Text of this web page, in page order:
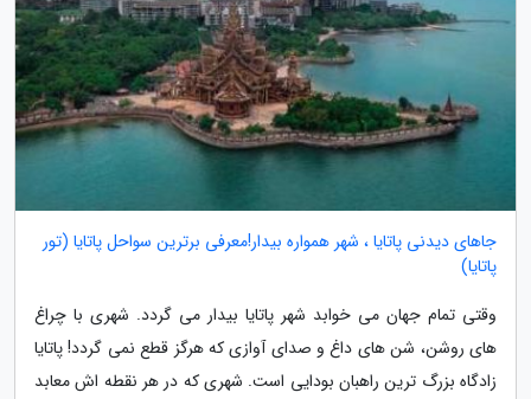
جاهای دیدنی پاتایا ، شهر همواره بیدار!معرفی برترین سواحل پاتایا (تور
پاتایا)
وقتی تمام جهان می خوابد شهر پاتایا بیدار می گردد. شهری با چراغ
های روشن، شن های داغ و صدای آوازی که هرگز قطع نمی گردد! پاتایا
زادگاه بزرگ ترین راهبان بودایی است. شهری که در هر نقطه اش معابد